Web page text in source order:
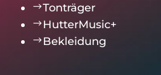
$Tonträger
$ HutterMusic+
$ Bekleidung